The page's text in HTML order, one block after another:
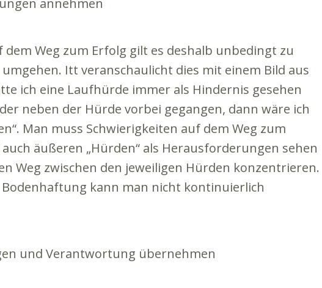
annehmen
Weg zum Erfolg gilt es deshalb unbedingt zu
Itt veranschaulicht dies mit einem Bild aus
ich eine Laufhürde immer als Hindernis gesehen
neben der Hürde vorbei gegangen, dann wäre ich
Man muss Schwierigkeiten auf dem Weg zum
äußeren „Hürden“ als Herausforderungen sehen
Weg zwischen den jeweiligen Hürden konzentrieren.
kann man nicht kontinuierlich
und Verantwortung übernehmen